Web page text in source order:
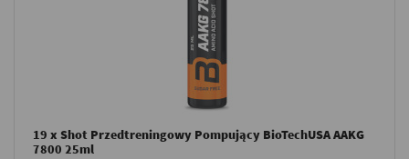
19 x Shot Przedtreningowy Pompujący BioTechUSA AAKG
7800 25ml